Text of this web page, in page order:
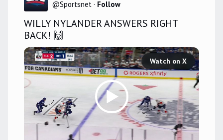
@Sportsnet · Follow
WILLY NYLANDER ANSWERS RIGHT
BACK! 🙌
Watch on X